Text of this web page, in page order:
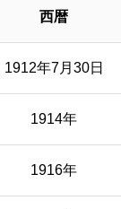
西暦
1912年7月30日
1914年
1916年